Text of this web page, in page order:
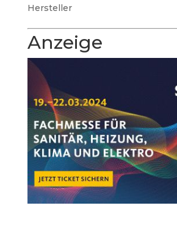
Hersteller
Anzeige